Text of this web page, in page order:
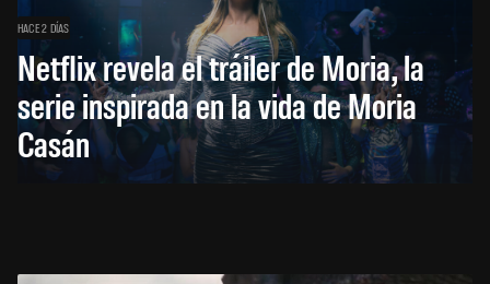
HACE 2 DÍAS
Netflix revela el tráiler de Moria, la
serie inspirada en la vida de Moria
Casán